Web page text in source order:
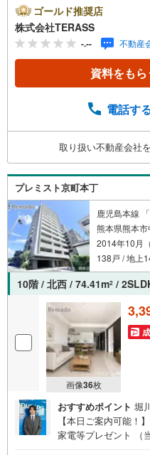
合）・がん100％保障
能！・頭金0円でも可
は融資可能！※2026年
暮らしやすい住環境
が確保された風通し
ム◎【リフォーム内
ーリング上張り○全
ゴールド推奨店
株式会社TERASS
-.-- 不動産
資料をもら
電話す
取り扱い不動産会社
プレミスト京町本丁
鹿児島本線
熊本県熊本
2014年10月
138戸 / 地上
10階 / 北西 / 74.41m2 /
画像36枚
おすすめポイント 堀
【本日ご案内可能！
家電等プレゼント （